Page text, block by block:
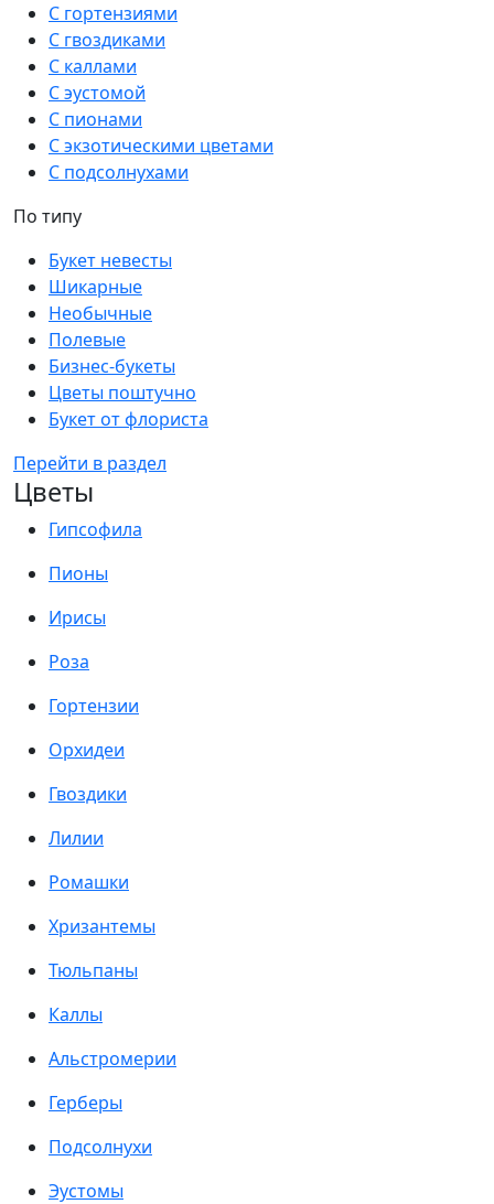
С гортензиями
С гвоздиками
С каллами
С эустомой
С пионами
С экзотическими цветами
С подсолнухами
По типу
Букет невесты
Шикарные
Необычные
Полевые
Бизнес-букеты
Цветы поштучно
Букет от флориста
Перейти в раздел
Цветы
Гипсофила
Пионы
Ирисы
Роза
Гортензии
Орхидеи
Гвоздики
Лилии
Ромашки
Хризантемы
Тюльпаны
Каллы
Альстромерии
Герберы
Подсолнухи
Эустомы